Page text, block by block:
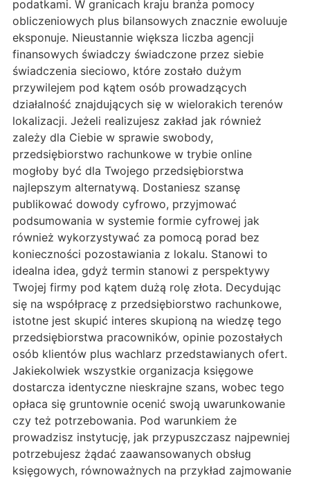
podatkami. W granicach kraju branża pomocy
obliczeniowych plus bilansowych znacznie ewoluuje
eksponuje. Nieustannie większa liczba agencji
finansowych świadczy świadczone przez siebie
świadczenia sieciowo, które zostało dużym
przywilejem pod kątem osób prowadzących
działalność znajdujących się w wielorakich terenów
lokalizacji. Jeżeli realizujesz zakład jak również
zależy dla Ciebie w sprawie swobody,
przedsiębiorstwo rachunkowe w trybie online
mogłoby być dla Twojego przedsiębiorstwa
najlepszym alternatywą. Dostaniesz szansę
publikować dowody cyfrowo, przyjmować
podsumowania w systemie formie cyfrowej jak
również wykorzystywać za pomocą porad bez
konieczności pozostawiania z lokalu. Stanowi to
idealna idea, gdyż termin stanowi z perspektywy
Twojej firmy pod kątem dużą rolę złota. Decydując
się na współpracę z przedsiębiorstwo rachunkowe,
istotne jest skupić interes skupioną na wiedzę tego
przedsiębiorstwa pracowników, opinie pozostałych
osób klientów plus wachlarz przedstawianych ofert.
Jakiekolwiek wszystkie organizacja księgowe
dostarcza identyczne nieskrajne szans, wobec tego
opłaca się gruntownie ocenić swoją uwarunkowanie
czy też potrzebowania. Pod warunkiem że
prowadzisz instytucję, jak przypuszczasz najpewniej
potrzebujesz żądać zaawansowanych obsług
księgowych, równoważnych na przykład zajmowanie